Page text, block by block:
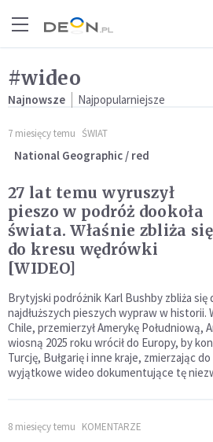
#wideo
Najnowsze Najpopularniejsze
7 miesięcy temu ŚWIAT
National Geographic / red
27 lat temu wyruszył
pieszo w podróż dookoła
świata. Właśnie zbliża się
do kresu wędrówki
[WIDEO]
Brytyjski podróżnik Karl Bushby zbliża się
najdłuższych pieszych wypraw w historii.
Chile, przemierzył Amerykę Południową,
wiosną 2025 roku wrócił do Europy, by
Turcję, Bułgarię i inne kraje, zmierzając
wyjątkowe wideo dokumentujące tę
8 miesięcy temu KOMENTARZE